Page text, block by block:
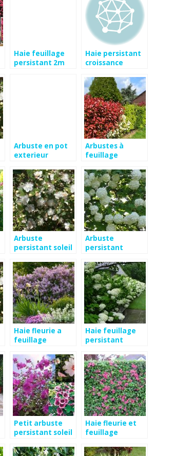
Haie feuillage
persistant 2m
Haie persistant
croissance
Arbuste en pot
exterieur
Arbustes à
feuillage
croissance
rapide
Arbuste
persistant soleil
Arbuste
persistant
rapide pour haie
Haie fleurie a
feuillage
Haie feuillage
persistant
rapide
Petit arbuste
persistant soleil
Haie fleurie et
feuillage